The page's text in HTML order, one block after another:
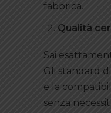
fabbrica.
Qualità
Sai
Gli standard
e la
senza